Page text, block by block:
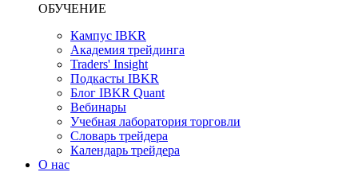
ОБУЧЕНИЕ
Кампус IBKR
Академия трейдинга
Traders' Insight
Подкасты IBKR
Блог IBKR Quant
Вебинары
Учебная лаборатория торговли
Словарь трейдера
Календарь трейдера
О нас